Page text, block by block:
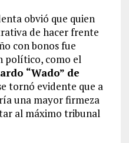
obvió que quien
de hacer frente
con bonos fue
político, como el
“Wado” de
tornó evidente que a
una mayor firmeza
al máximo tribunal